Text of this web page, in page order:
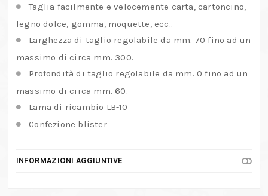
Taglia facilmente e velocemente carta, cartoncino,
legno dolce, gomma, moquette, ecc..
Larghezza di taglio regolabile da mm. 70 fino ad un
massimo di circa mm. 300.
Profondità di taglio regolabile da mm. 0 fino ad un
massimo di circa mm. 60.
Lama di ricambio LB-10
Confezione blister
INFORMAZIONI AGGIUNTIVE